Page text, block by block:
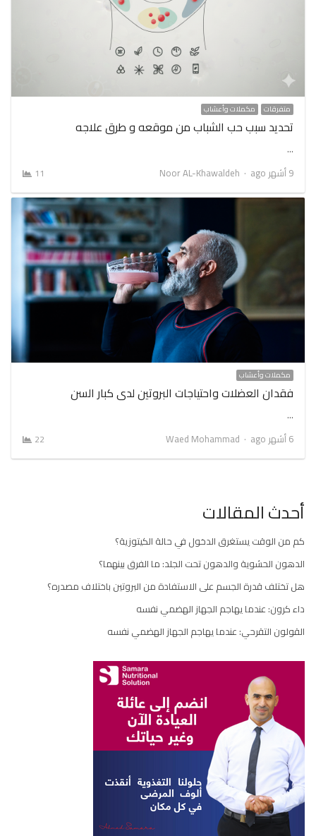
متفرقات مكملات وأعشاب
تحديد سبب حب الشباب من موقعه و طرق علاجه
…
9 أشهر ago
Author
Noor AL-Khawaldeh
11
مكملات وأعشاب
فقدان العضلات واحتياجات البروتين لدى كبار السن
…
6 أشهر ago
Author
Waed Mohammad
22
أحدث المقالات
كم من الوقت يستغرق الدخول في حالة الكيتوزية؟
الدهون الحشوية والدهون تحت الجلد: ما الفرق بينهما؟
هل تختلف قدرة الجسم على الاستفادة من البروتين باختلاف مصدره؟
داء كرون: عندما يهاجم الجهاز الهضمي نفسه
القولون التقرحي: عندما يهاجم الجهاز الهضمي نفسه